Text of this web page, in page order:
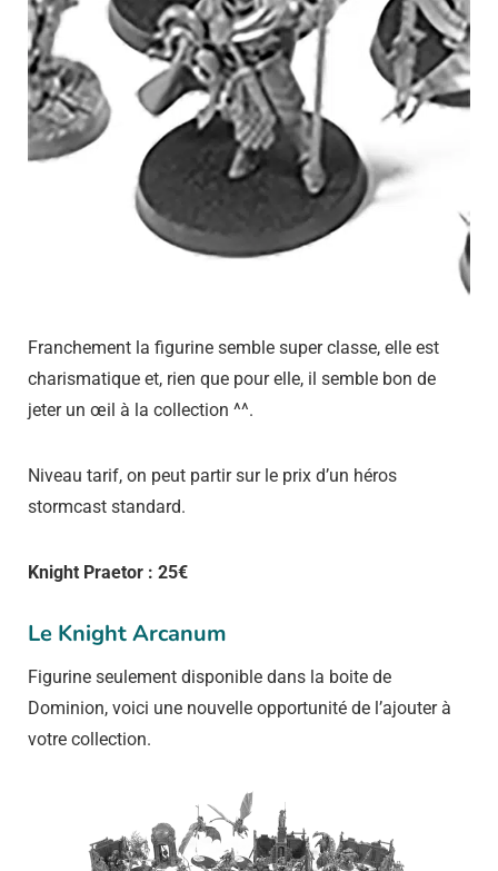
Franchement la figurine semble super classe, elle est
charismatique et, rien que pour elle, il semble bon de
jeter un œil à la collection ^^.
Niveau tarif, on peut partir sur le prix d’un héros
stormcast standard.
Knight Praetor : 25€
Le Knight Arcanum
Figurine seulement disponible dans la boite de
Dominion, voici une nouvelle opportunité de l’ajouter à
votre collection.